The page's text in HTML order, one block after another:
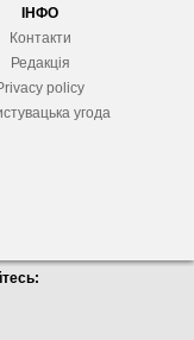
ІНФО
Контакти
Редакція
policy
угода